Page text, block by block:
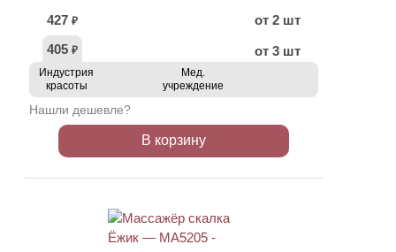
427 ₽
от 2 шт
405 ₽ от 3 шт
Индустрия
красоты
Мед.
учреждение
Нашли дешевле?
В корзину